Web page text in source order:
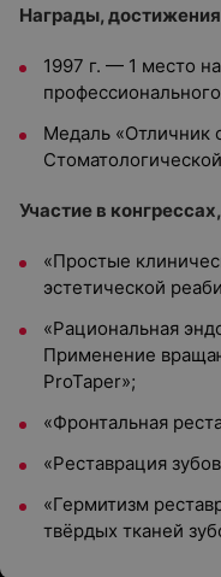
Награды, достижения
1997 г. — 1 место
Медаль «Отличник
Участие в
«Простые
эстетической
«Рациональная
Применение
ProTaper»;
«Фронтальная
«Реставрация
«Гермитизм
твёрдых тканей